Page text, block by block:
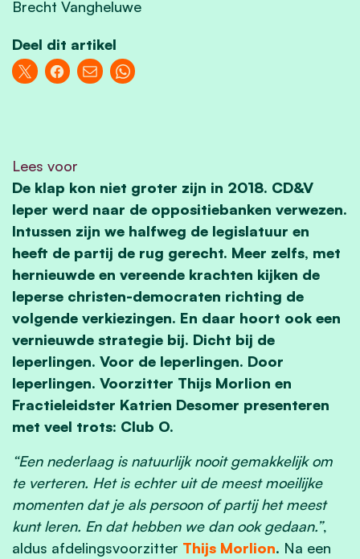
Brecht Vangheluwe
Deel dit artikel
Lees voor
De klap kon niet groter zijn in 2018. CD&V
Ieper werd naar de oppositiebanken verwezen.
Intussen zijn we halfweg de legislatuur en
heeft de partij de rug gerecht. Meer zelfs, met
hernieuwde en vereende krachten kijken de
Ieperse christen-democraten richting de
volgende verkiezingen. En daar hoort ook een
vernieuwde strategie bij. Dicht bij de
Ieperlingen. Voor de Ieperlingen. Door
Ieperlingen. Voorzitter Thijs Morlion en
Fractieleidster Katrien Desomer presenteren
met veel trots: Club O.
“Een nederlaag is natuurlijk nooit gemakkelijk om
te verteren. Het is echter uit de meest moeilijke
momenten dat je als persoon of partij het meest
kunt leren. En dat hebben we dan ook gedaan.”,
aldus afdelingsvoorzitter Thijs Morlion. Na een